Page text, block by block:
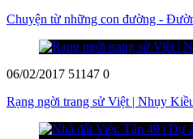
Chuyện từ những con đường -
06/02/2017 51147 0
Rạng ngời trang sử Việt | Nhụy